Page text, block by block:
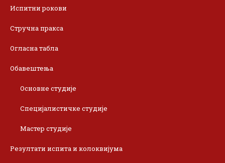
Испитни рокови
Стручна пракса
Огласна табла
Обавештења
Основне студије
Специјалистичке студије
Мастер студије
Резултати испита и колоквијума